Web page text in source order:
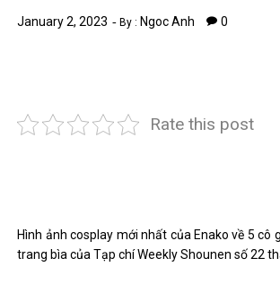
January 2, 2023 By : Ngoc Anh 0
Rate this post
Hình ảnh cosplay mới nhất của Enako về 5 cô
trang bìa của Tạp chí Weekly Shounen số 22